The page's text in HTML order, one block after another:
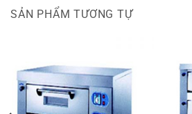
SẢN PHẨM TƯƠNG TỰ